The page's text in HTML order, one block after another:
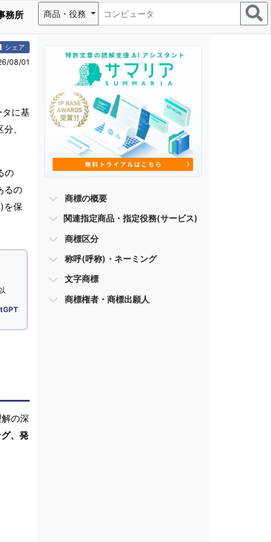
務所 商品・役務
シェア
08/01
タに基
、
の
るの
を保
の深
、発
商標の概要
関連指定商品・指定役務(サービス)
商標区分
称呼(呼称)・ネーミング
文字商標
商標権者・商標出願人